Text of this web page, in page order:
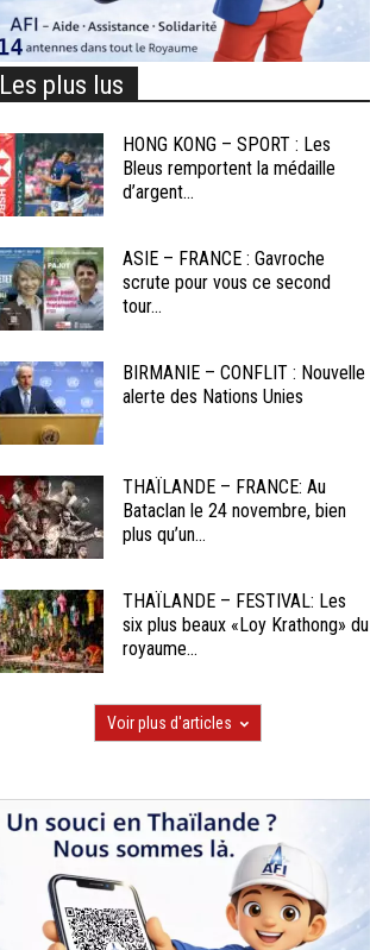
Les plus lus
HONG KONG – SPORT : Les
Bleus remportent la médaille
d’argent...
ASIE – FRANCE : Gavroche
scrute pour vous ce second
tour...
BIRMANIE – CONFLIT : Nouvelle
alerte des Nations Unies
THAÏLANDE – FRANCE: Au
Bataclan le 24 novembre, bien
plus qu’un...
THAÏLANDE – FESTIVAL: Les
six plus beaux «Loy Krathong» du
royaume...
Voir plus d'articles